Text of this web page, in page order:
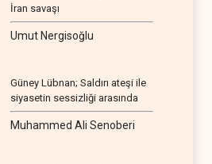
İran savaşı
Umut Nergisoğlu
Güney Lübnan; Saldırı ateşi ile
siyasetin sessizliği arasında
Muhammed Ali Senoberi